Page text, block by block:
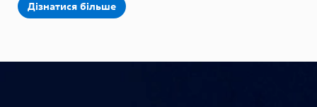
Дізнатися більше